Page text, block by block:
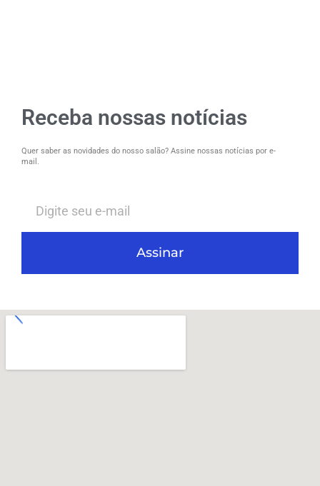
Receba nossas notícias
Quer saber as novidades do nosso salão? Assine nossas notícias por e-
mail.
Assinar